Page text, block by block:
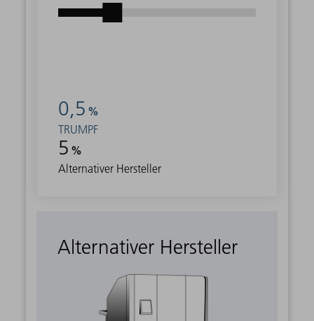
0,5 %
TRUMPF
5 %
Alternativer Hersteller
Alternativer Hersteller